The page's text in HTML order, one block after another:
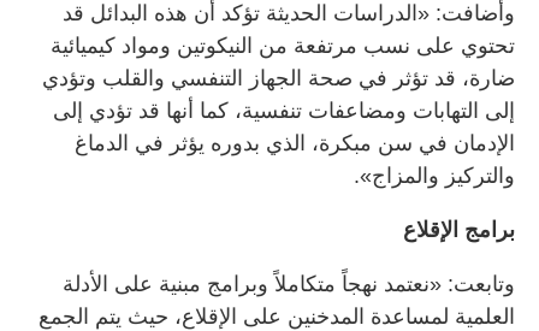
وأضافت: «الدراسات الحديثة تؤكد أن هذه البدائل قد
تحتوي على نسب مرتفعة من النيكوتين ومواد كيميائية
ضارة، قد تؤثر في صحة الجهاز التنفسي والقلب وتؤدي
إلى التهابات ومضاعفات تنفسية، كما أنها قد تؤدي إلى
الإدمان في سن مبكرة، الذي بدوره يؤثر في الدماغ
والتركيز والمزاج».
برامج الإقلاع
وتابعت: «نعتمد نهجاً متكاملاً وبرامج مبنية على الأدلة
العلمية لمساعدة المدخنين على الإقلاع، حيث يتم الجمع